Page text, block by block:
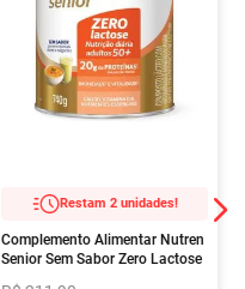
Restam 2 unidades!
Complemento Alimentar Nutren
Senior Sem Sabor Zero Lactose